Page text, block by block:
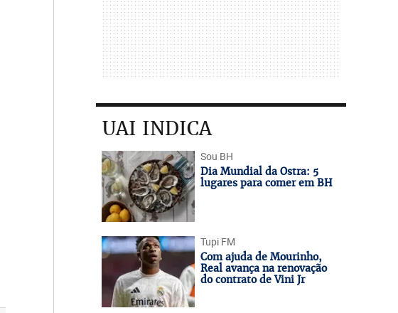
UAI INDICA
Sou BH
Dia Mundial da Ostra: 5
lugares para comer em BH
Tupi FM
Com ajuda de Mourinho,
Real avança na renovação
do contrato de Vini Jr